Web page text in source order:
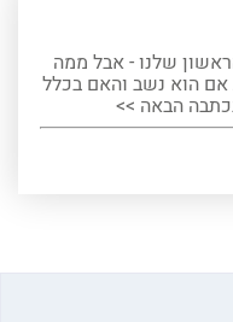
שלנו - אבל ממה
הוא נשב והאם בכלל
הבאה >>